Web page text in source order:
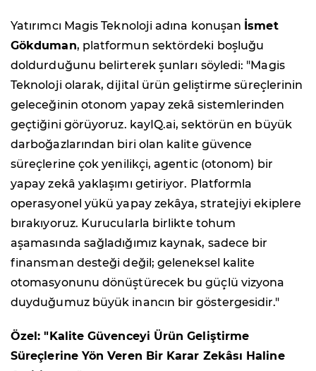
Yatırımcı Magis Teknoloji adına konuşan İsmet
Gökduman, platformun sektördeki boşluğu
doldurduğunu belirterek şunları söyledi: "Magis
Teknoloji olarak, dijital ürün geliştirme süreçlerinin
geleceğinin otonom yapay zekâ sistemlerinden
geçtiğini görüyoruz. kayIQ.ai, sektörün en büyük
darboğazlarından biri olan kalite güvence
süreçlerine çok yenilikçi, agentic (otonom) bir
yapay zekâ yaklaşımı getiriyor. Platformla
operasyonel yükü yapay zekâya, stratejiyi ekiplere
bırakıyoruz. Kurucularla birlikte tohum
aşamasında sağladığımız kaynak, sadece bir
finansman desteği değil; geleneksel kalite
otomasyonunu dönüştürecek bu güçlü vizyona
duyduğumuz büyük inancın bir göstergesidir."
Özel: "Kalite Güvenceyi Ürün Geliştirme
Süreçlerine Yön Veren Bir Karar Zekâsı Haline